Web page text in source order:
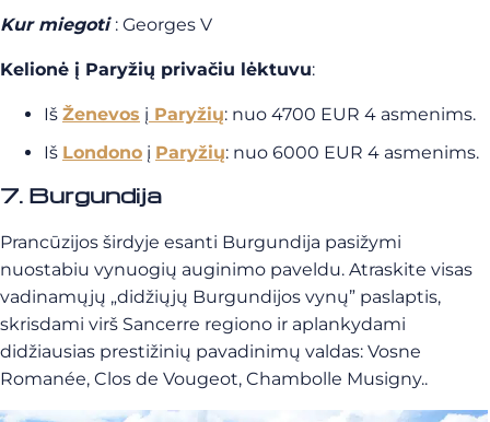
Kur miegoti : Georges V
Kelionė į Paryžių privačiu lėktuvu:
Iš Ženevos į Paryžių: nuo 4700 EUR 4 asmenims.
Iš Londono į Paryžių: nuo 6000 EUR 4 asmenims.
7. Burgundija
Prancūzijos širdyje esanti Burgundija pasižymi
nuostabiu vynuogių auginimo paveldu. Atraskite visas
vadinamųjų „didžiųjų Burgundijos vynų” paslaptis,
skrisdami virš Sancerre regiono ir aplankydami
didžiausias prestižinių pavadinimų valdas: Vosne
Romanée, Clos de Vougeot, Chambolle Musigny..